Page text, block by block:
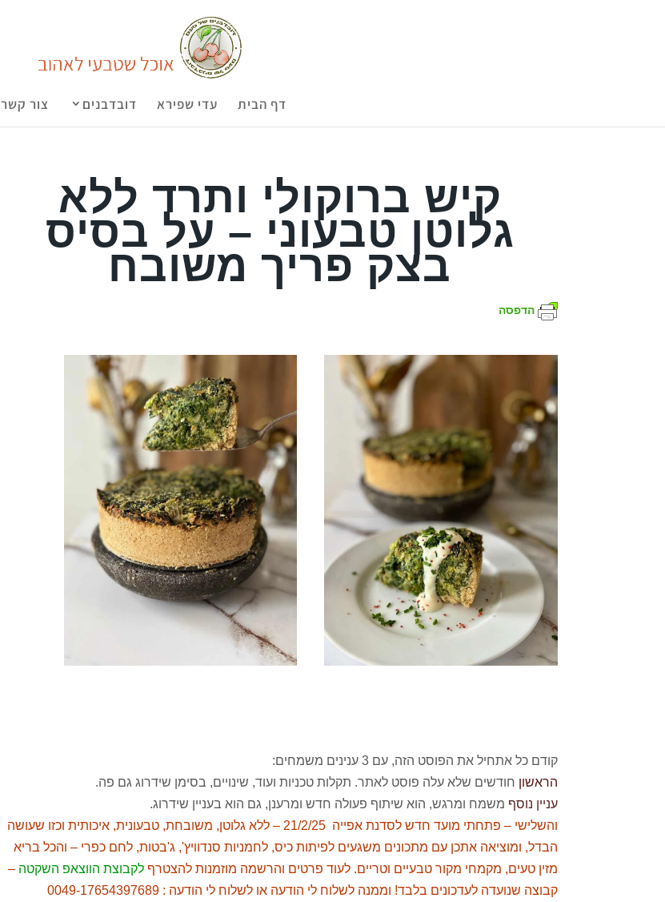
דף הבית עדי שפירא דובדבנים צור קשר
קיש ברוקולי ותרד ללא
גלוטן טבעוני – על בסיס
בצק פריך משובח
הדפסה
קודם כל אתחיל את הפוסט הזה, עם 3 ענינים משמחים:
הראשון חודשים שלא עלה פוסט לאתר. תקלות טכניות ועוד, שינויים, בסימן שידרוג גם פה.
עניין נוסף משמח ומרגש, הוא שיתוף פעולה חדש ומרענן, גם הוא בעניין שידרוג.
והשלישי – פתחתי מועד חדש לסדנת אפייה 21/2/25 – ללא גלוטן, משובחת, טבעונית, איכותית וכזו שעושה
הבדל, ומוציאה אתכן עם מתכונים משגעים לפיתות כיס, לחמניות סנדוויץ', ג'בטות, לחם כפרי – והכל בריא
מזין טעים, מקמחי מקור טבעיים וטריים. לעוד פרטים והרשמה מוזמנות להצטרףלקבוצת הווצאפ השקטה –
קבוצה שנועדה לעדכונים בלבד! וממנה לשלוח לי הודעה או לשלוח לי הודעה : 0049-17654397689